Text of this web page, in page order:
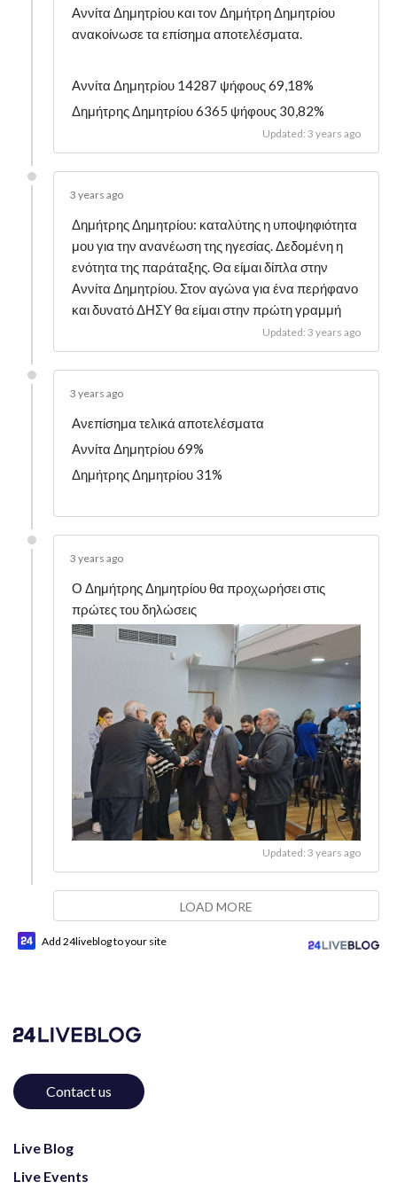
Αννίτα Δημητρίου και τον Δημήτρη Δημητρίου
ανακοίνωσε τα επίσημα αποτελέσματα.
Αννίτα Δημητρίου 14287 ψήφους 69,18%
Δημήτρης Δημητρίου 6365 ψήφους 30,82%
Updated: 3 years ago
3 years ago
Δημήτρης Δημητρίου: καταλύτης η υποψηφιότητα
μου για την ανανέωση της ηγεσίας. Δεδομένη η
ενότητα της παράταξης. Θα είμαι δίπλα στην
Αννίτα Δημητρίου. Στον αγώνα για ένα περήφανο
και δυνατό ΔΗΣΥ θα είμαι στην πρώτη γραμμή
Updated: 3 years ago
3 years ago
Ανεπίσημα τελικά αποτελέσματα
Αννίτα Δημητρίου 69%
Δημήτρης Δημητρίου 31%
3 years ago
Ο Δημήτρης Δημητρίου θα προχωρήσει στις
πρώτες του δηλώσεις
Updated: 3 years ago
LOAD MORE
Add 24liveblog to your site
Contact us
Live Blog
Live Events